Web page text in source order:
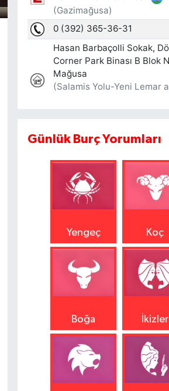
Günlük Burç Yorumları
Yengeç Koç
Boğa İkizler